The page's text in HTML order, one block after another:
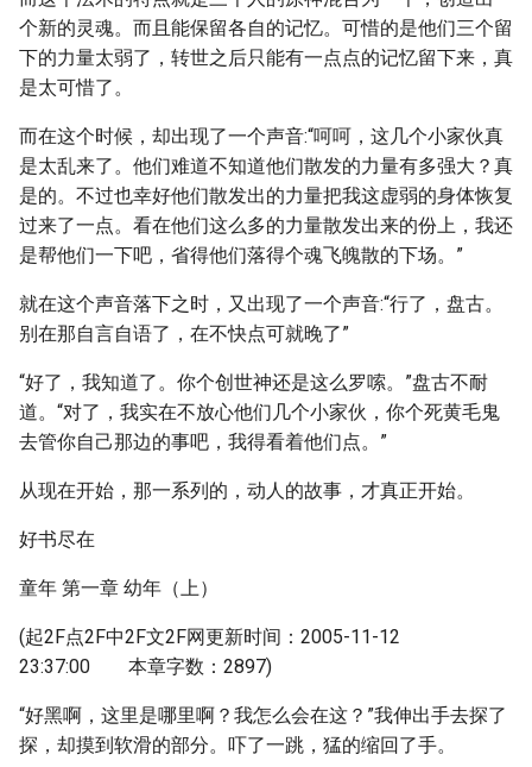
个新的灵魂。而且能保留各自的记忆。可惜的是他们三个留
下的力量太弱了，转世之后只能有一点点的记忆留下来，真
是太可惜了。
而在这个时候，却出现了一个声音:“呵呵，这几个小家伙真
是太乱来了。他们难道不知道他们散发的力量有多强大？真
是的。不过也幸好他们散发出的力量把我这虚弱的身体恢复
过来了一点。看在他们这么多的力量散发出来的份上，我还
是帮他们一下吧，省得他们落得个魂飞魄散的下场。”
就在这个声音落下之时，又出现了一个声音:“行了，盘古。
别在那自言自语了，在不快点可就晚了”
“好了，我知道了。你个创世神还是这么罗嗦。”盘古不耐
道。“对了，我实在不放心他们几个小家伙，你个死黄毛鬼
去管你自己那边的事吧，我得看着他们点。”
从现在开始，那一系列的，动人的故事，才真正开始。
好书尽在
童年 第一章 幼年（上）
(起2F点2F中2F文2F网更新时间：2005-11-12
23:37:00 本章字数：2897)
“好黑啊，这里是哪里啊？我怎么会在这？”我伸出手去探了
探，却摸到软滑的部分。吓了一跳，猛的缩回了手。